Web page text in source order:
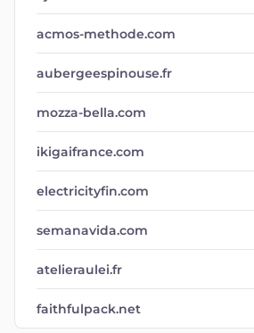
acmos-methode.com
aubergeespinouse.fr
mozza-bella.com
ikigaifrance.com
electricityfin.com
semanavida.com
atelieraulei.fr
faithfulpack.net